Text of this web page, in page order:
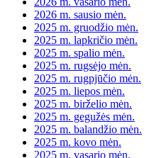
2026 m. sausio mėn.
2025 m. gruodžio mėn.
2025 m. lapkričio mėn.
2025 m. spalio mėn.
2025 m. rugsėjo mėn.
2025 m. rugpjūčio mėn.
2025 m. liepos mėn.
2025 m. birželio mėn.
2025 m. gegužės mėn.
2025 m. balandžio mėn.
2025 m. kovo mėn.
2025 m. vasario mėn.